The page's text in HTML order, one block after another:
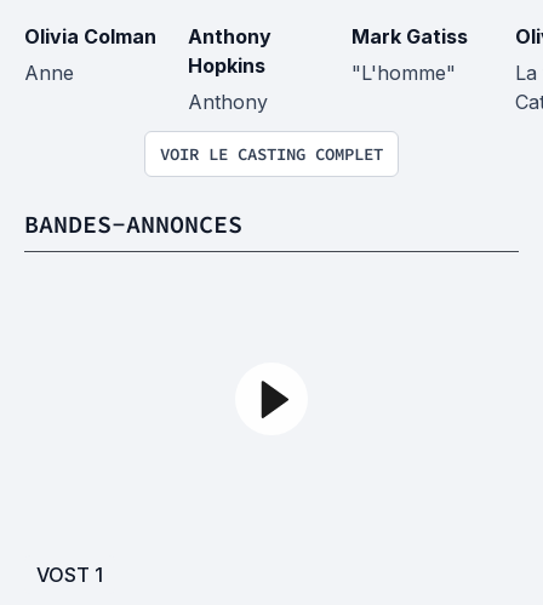
Olivia Colman
Anne
Anthony
Hopkins
Anthony
Mark Gatiss
"L'homme"
VOIR LE CASTING COMPLET
BANDES-ANNONCES
VOST 1